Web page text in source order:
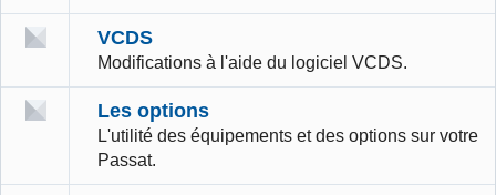
VCDS
Modifications à l'aide du logiciel VCDS.
Les options
L'utilité des équipements et des options sur votre
Passat.